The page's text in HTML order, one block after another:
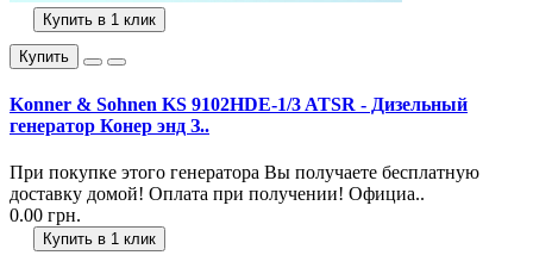
Купить в 1 клик
Купить
Konner & Sohnen KS 9102HDE-1/3 ATSR - Дизельный
генератор Конер энд З..
При покупке этого генератора Вы получаете бесплатную
доставку домой! Оплата при получении! Официа..
0.00 грн.
Купить в 1 клик